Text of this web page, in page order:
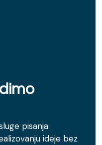
pisanja
ideje bez